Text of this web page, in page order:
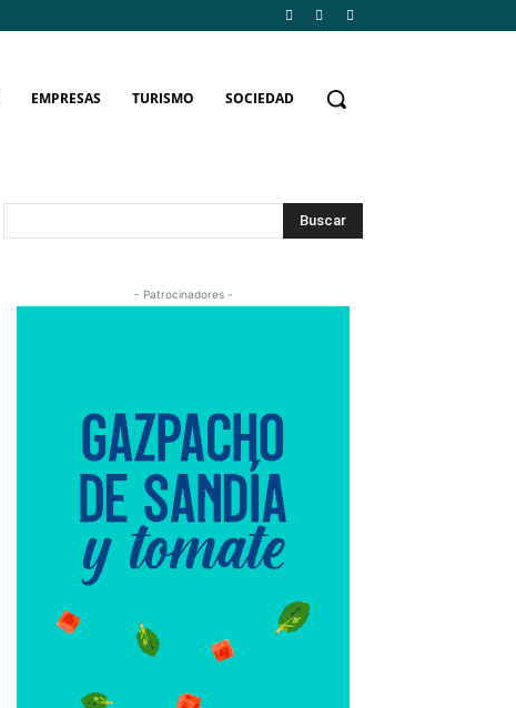
EMPRESAS TURISMO SOCIEDAD
Buscar
- Patrocinadores -